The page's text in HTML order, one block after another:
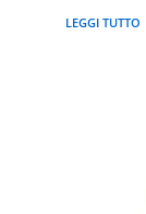
LEGGI TUTTO